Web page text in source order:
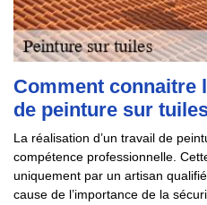
Comment connaitre
de peinture sur
La réalisation d’un travail de
compétence professionnelle.
uniquement par un artisan
cause de l’importance de la